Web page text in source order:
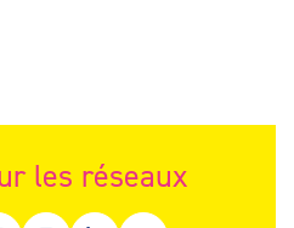
les réseaux